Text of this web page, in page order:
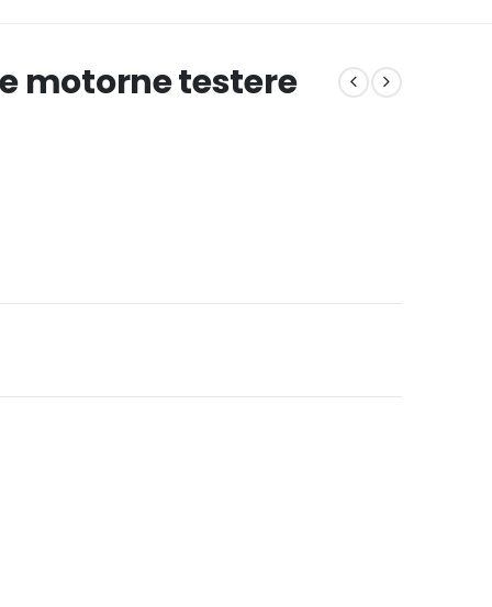
motorne testere